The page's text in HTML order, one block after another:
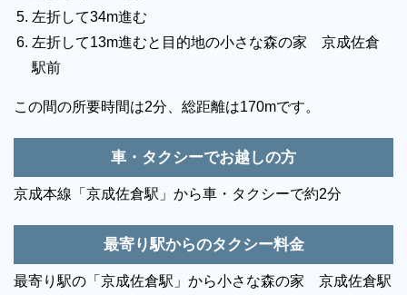
左折して34m進む
左折して13m進むと目的地の小さな森の家 京成佐倉
駅前
この間の所要時間は2分、総距離は170mです。
車・タクシーでお越しの方
京成本線「京成佐倉駅」から車・タクシーで約2分
最寄り駅からのタクシー料金
最寄り駅の「京成佐倉駅」から小さな森の家 京成佐倉駅